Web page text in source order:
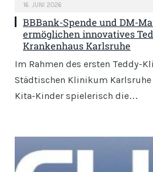
16. JUNI 2026
BBBank-Spende und DM-
ermöglichen innovatives
Krankenhaus Karlsruhe
Im Rahmen des ersten Teddy-
Städtischen Klinikum
Kita-Kinder spielerisch die…